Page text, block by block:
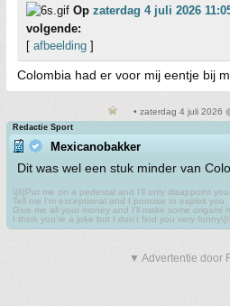
Op zaterdag 4 juli 2026
volgende:
[ afbeelding ]
Colombia had er voor mij eentje bij
• zaterdag 4 juli 2026
Redactie Sport
Mexicanobakker
Dit was wel een stuk minder van
\[i\]Put me on a pedestal and I'll only disappoint you
Tell me I'm exceptional and I promise to exploit you
Give me all your money and I'll make some origami
I think you're a joke but I don't find you very funny\[/
▼ Advertentie door